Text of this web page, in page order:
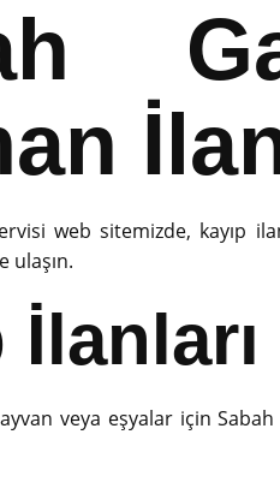
web sitemizde, kayıp
ulaşın.
veya eşyalar için